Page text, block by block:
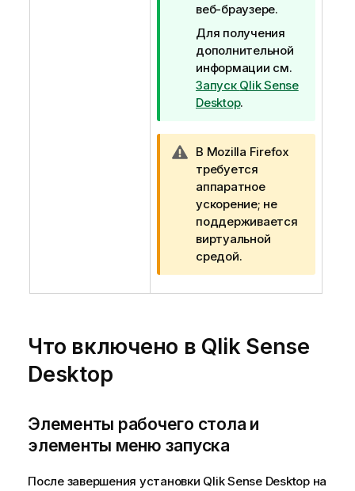
и
е
к
п
о
д
с
к
а
з
к
е
веб-браузере.
Для получения
дополнительной
информации см.
Запуск Qlik Sense
Desktop.
П
р
и
м
е
ч
а
н
и
п
п
р
ж
В Mozilla Firefox
требуется
аппаратное
ускорение; не
поддерживается
виртуальной
средой.
Что включено в Qlik Sense
Desktop
Элементы рабочего стола и
элементы меню запуска
После завершения установки Qlik Sense Desktopна